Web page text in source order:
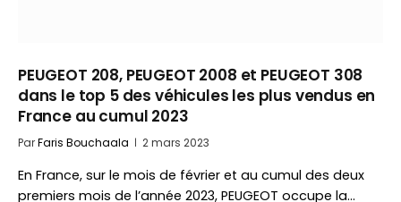
PEUGEOT 208, PEUGEOT 2008 et PEUGEOT 308
dans le top 5 des véhicules les plus vendus en
France au cumul 2023
ParFaris Bouchaala 2 mars 2023
En France, sur le mois de février et au cumul des deux
premiers mois de l’année 2023, PEUGEOT occupe la…